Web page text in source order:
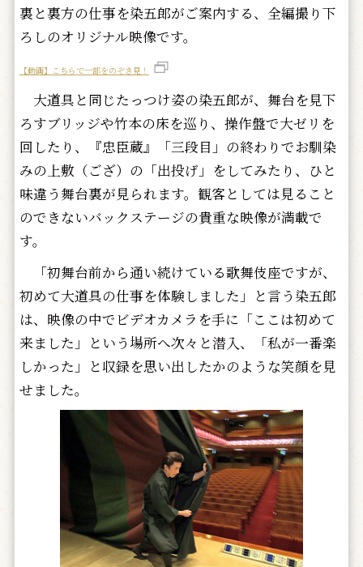
裏と裏方の仕事を染五郎がご案内する、全編撮り下
ろしのオリジナル映像です。
【動画】こちらで一部をのぞき見！
大道具と同じたっつけ姿の染五郎が、舞台を見下
ろすブリッジや竹本の床を巡り、操作盤で大ゼリを
回したり、『忠臣蔵』「三段目」の終わりでお馴染
みの上敷（ござ）の「出投げ」をしてみたり、ひと
味違う舞台裏が見られます。観客としては見ること
のできないバックステージの貴重な映像が満載で
す。
「初舞台前から通い続けている歌舞伎座ですが、
初めて大道具の仕事を体験しました」と言う染五郎
は、映像の中でビデオカメラを手に「ここは初めて
来ました」という場所へ次々と潜入、「私が一番楽
しかった」と収録を思い出したかのような笑顔を見
せました。